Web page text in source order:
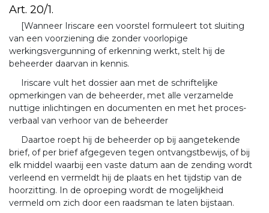
Art. 20/1.
[Wanneer Iriscare een voorstel formuleert tot sluiting
van een voorziening die zonder voorlopige
werkingsvergunning of erkenning werkt, stelt hij de
beheerder daarvan in kennis.
Iriscare vult het dossier aan met de schriftelijke
opmerkingen van de beheerder, met alle verzamelde
nuttige inlichtingen en documenten en met het proces-
verbaal van verhoor van de beheerder
Daartoe roept hij de beheerder op bij aangetekende
brief, of per brief afgegeven tegen ontvangstbewijs, of bij
elk middel waarbij een vaste datum aan de zending wordt
verleend en vermeldt hij de plaats en het tijdstip van de
hoorzitting. In de oproeping wordt de mogelijkheid
vermeld om zich door een raadsman te laten bijstaan.